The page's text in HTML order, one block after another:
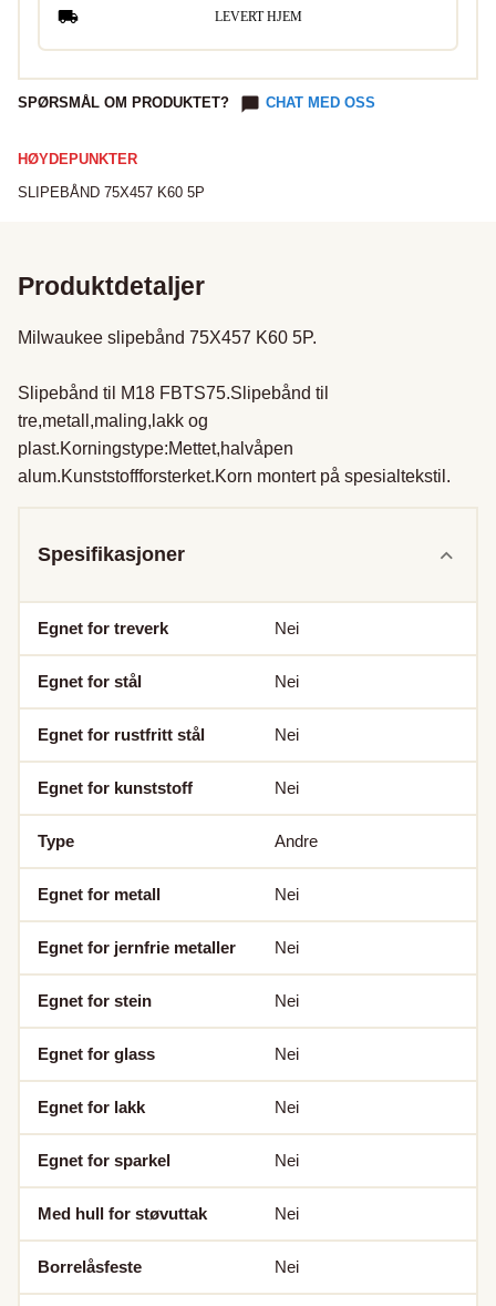
LEVERT HJEM
SPØRSMÅL OM PRODUKTET? CHAT MED OSS
HØYDEPUNKTER
SLIPEBÅND 75X457 K60 5P
Produktdetaljer
Milwaukee slipebånd 75X457 K60 5P.
Slipebånd til M18 FBTS75.Slipebånd til
tre,metall,maling,lakk og
plast.Korningstype:Mettet,halvåpen
alum.Kunststoffforsterket.Korn montert på spesialtekstil.
Spesifikasjoner
Egnet for treverk Nei
Egnet for stål Nei
Egnet for rustfritt stål Nei
Egnet for kunststoff Nei
Type Andre
Egnet for metall Nei
Egnet for jernfrie metaller Nei
Egnet for stein Nei
Egnet for glass Nei
Egnet for lakk Nei
Egnet for sparkel Nei
Med hull for støvuttak Nei
Borrelåsfeste Nei